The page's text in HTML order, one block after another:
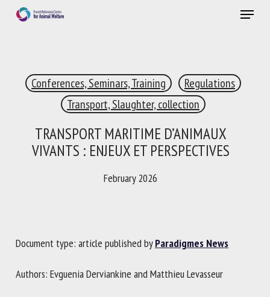
Menu
Conferences, Seminars, Training
Regulations
Transport, Slaughter, collection
TRANSPORT MARITIME D’ANIMAUX
VIVANTS : ENJEUX ET PERSPECTIVES
February 2026
Document type: article published byParadigmes News
Authors: Evguenia Derviankine and Matthieu Levasseur
RECEIVE A FREE MONTHLY BULLETIN
WITH THE LATEST ANIMAL-WELFARE NEWS